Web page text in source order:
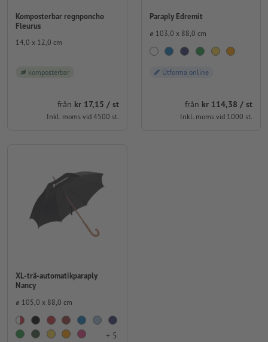
Komposterbar regnponcho
Fleurus
14,0 x 12,0 cm
komposterbar
från kr 17,15 / st
Inkl. moms vid 4500 st.
Paraply Edremit
⌀ 103,0 x 88,0 cm
Utforma online
från kr 114,38 / st
Inkl. moms vid 1000 st.
XL-trä-automatikparaply
Nancy
⌀ 105,0 x 88,0 cm
+ 5